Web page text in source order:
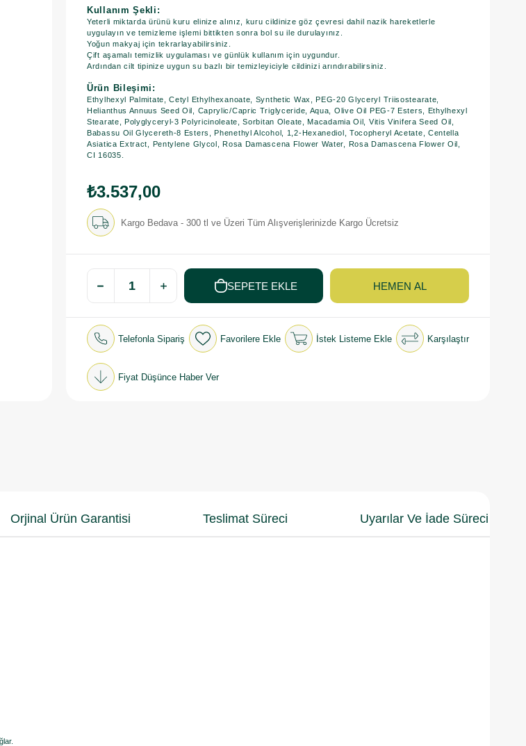
Kullanım Şekli:
Yeterli miktarda ürünü kuru elinize alınız, kuru cildinize göz çevresi dahil nazik hareketlerle
uygulayın ve temizleme işlemi bittikten sonra bol su ile durulayınız.
Yoğun makyaj için tekrarlayabilirsiniz.
Çift aşamalı temizlik uygulaması ve günlük kullanım için uygundur.
​Ardından cilt tipinize uygun su bazlı bir temizleyiciyle cildinizi arındırabilirsiniz.
Ürün Bileşimi:
Ethylhexyl Palmitate, Cetyl Ethylhexanoate, Synthetic Wax, PEG-20 Glyceryl Triisostearate,
Helianthus Annuus Seed Oil, Caprylic/Capric Triglyceride, Aqua, Olive Oil PEG-7 Esters, Ethylhexyl
Stearate, Polyglyceryl-3 Polyricinoleate, Sorbitan Oleate, Macadamia Oil, Vitis Vinifera Seed Oil,
Babassu Oil Glycereth-8 Esters, Phenethyl Alcohol, 1,2-Hexanediol, Tocopheryl Acetate, Centella
Asiatica Extract, Pentylene Glycol, Rosa Damascena Flower Water, Rosa Damascena Flower Oil,
CI 16035.
₺3.537,00
Kargo Bedava - 300 tl ve Üzeri Tüm Alışverişlerinizde Kargo Ücretsiz
Telefonla Sipariş Favorilere Ekle İstek Listeme Ekle Karşılaştır
Fiyat Düşünce Haber Ver
Orjinal Ürün Garantisi Teslimat Süreci Uyarılar Ve İade Süreci